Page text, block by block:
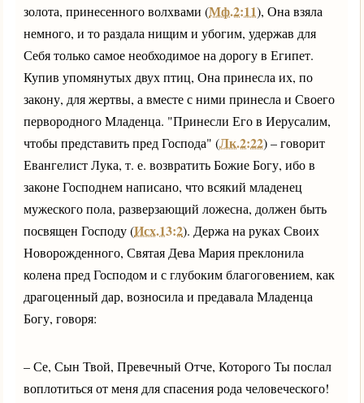
золота, принесенного волхвами (Мф.2:11), Она взяла
немного, и то раздала нищим и убогим, удержав для
Себя только самое необходимое на дорогу в Египет.
Купив упомянутых двух птиц, Она принесла их, по
закону, для жертвы, а вместе с ними принесла и Своего
первородного Младенца. "Принесли Его в Иерусалим,
чтобы представить пред Господа" (Лк.2:22) – говорит
Евангелист Лука, т. е. возвратить Божие Богу, ибо в
законе Господнем написано, что всякий младенец
мужеского пола, разверзающий ложесна, должен быть
посвящен Господу (Исх.13:2). Держа на руках Своих
Новорожденного, Святая Дева Мария преклонила
колена пред Господом и с глубоким благоговением, как
драгоценный дар, возносила и предавала Младенца
Богу, говоря:
– Се, Сын Твой, Превечный Отче, Которого Ты послал
воплотиться от меня для спасения рода человеческого!